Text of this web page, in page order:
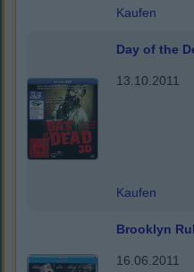
Kaufen
Day of the
13.10.2011
Kaufen
Brooklyn
16.06.2011